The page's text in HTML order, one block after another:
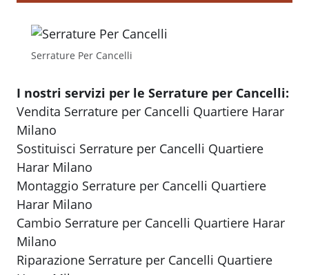
Serrature Per Cancelli
I nostri servizi per le Serrature per Cancelli:
Vendita Serrature per Cancelli Quartiere Harar
Milano
Sostituisci Serrature per Cancelli Quartiere
Harar Milano
Montaggio Serrature per Cancelli Quartiere
Harar Milano
Cambio Serrature per Cancelli Quartiere Harar
Milano
Riparazione Serrature per Cancelli Quartiere